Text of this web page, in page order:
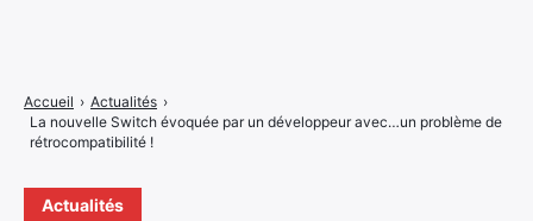
Actualités
Accueil › Actualités ›
La nouvelle Switch évoquée par un développeur avec…un problème de
rétrocompatibilité !